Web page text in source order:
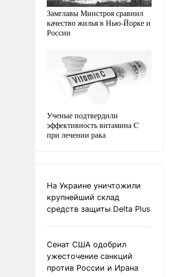
Замглавы Минстроя сравнил
качество жилья в Нью-Йорке и
России
Ученые подтвердили
эффективность витамина C
при лечении рака
На Украине уничтожили
крупнейший склад
средств защиты Delta Plus
Сенат США одобрил
ужесточение санкций
против России и Ирана